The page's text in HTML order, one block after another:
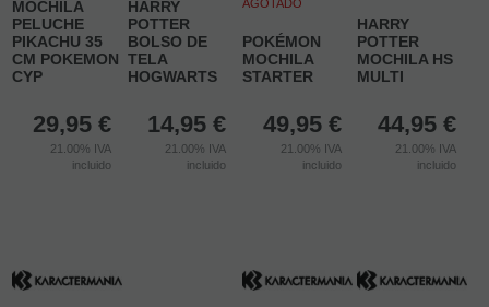
MOCHILA
PELUCHE
PIKACHU 35
CM POKEMON
CYP
29,95 €
21.00% IVA
incluido
HARRY
POTTER
BOLSO DE
TELA
HOGWARTS
14,95 €
21.00% IVA
incluido
AGOTADO
POKÉMON
MOCHILA
STARTER
49,95 €
21.00% IVA
incluido
HARRY
POTTER
MOCHILA HS
MULTI
44,95 €
21.00% IVA
incluido